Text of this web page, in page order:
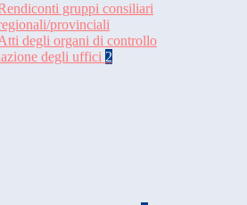
gruppi consiliari
provinciali
degli organi di controllo
degli uffici 2